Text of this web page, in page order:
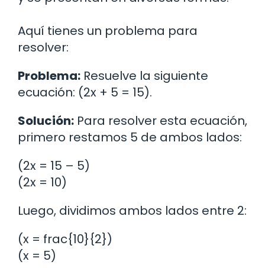
Aquí tienes un problema para
resolver:
Problema: Resuelve la siguiente
ecuación: (2x + 5 = 15).
Solución: Para resolver esta ecuación,
primero restamos 5 de ambos lados:
(2x = 15 – 5)
(2x = 10)
Luego, dividimos ambos lados entre 2:
(x = frac{10}{2})
(x = 5)